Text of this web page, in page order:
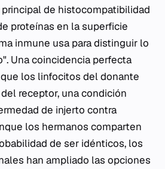
de histocompatibilidad
proteínas en la superficie
inmune usa para distinguir lo
Una coincidencia perfecta
los linfocitos del donante
receptor, una condición
de injerto contra
los hermanos comparten
de ser idénticos, los
han ampliado las opciones